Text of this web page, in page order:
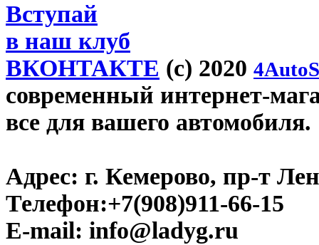
Вступай
в наш клуб
ВКОНТАКТЕ (c) 2020
современный интернет-
все для вашего автомобиля.
Адрес: г. Кемерово, пр-т
Телефон:+7(908)911-66-15
E-mail: info@ladyg.ru